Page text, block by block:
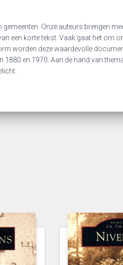
Onze auteurs brengen
een korte tekst. Vaak gaat het om
worden deze waardevolle
en 1970. Aan de hand van